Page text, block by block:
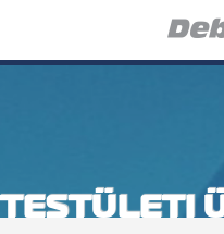
TESTÜLETI